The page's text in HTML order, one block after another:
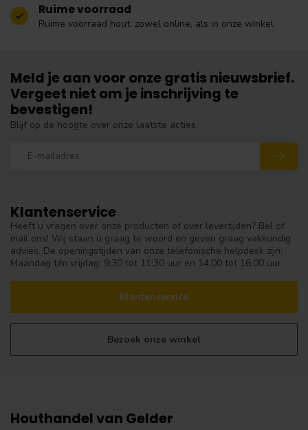
Ruime voorraad
Ruime voorraad hout: zowel online, als in onze winkel
Klantenservice
Heeft u vragen over onze producten of over levertijden? Bel of
mail ons! Wij staan u graag te woord en geven graag vakkundig
advies. De openingstijden van onze telefonische helpdesk zijn:
Maandag t/m vrijdag: 9:30 tot 11:30 uur en 14:00 tot 16:00 uur.
Klantenservice
Bezoek onze winkel
Meld je aan voor onze gratis nieuwsbrief.
Vergeet niet om je inschrijving te
bevestigen!
Blijf op de hoogte over onze laatste acties
Houthandel van Gelder